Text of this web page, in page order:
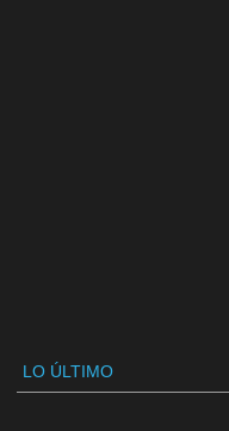
LO ÚLTIMO